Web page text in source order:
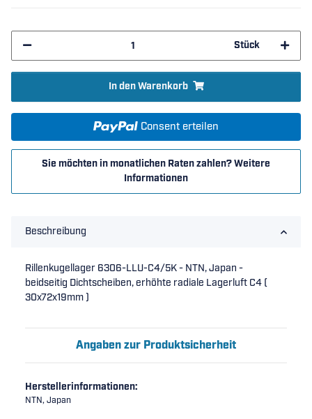
Stück
In den Warenkorb
Consent erteilen
Sie möchten in monatlichen Raten zahlen?Weitere
Informationen
Beschreibung
Rillenkugellager 6306-LLU-C4/5K - NTN, Japan -
beidseitig Dichtscheiben, erhöhte radiale Lagerluft C4 (
30x72x19mm )
Angaben zur Produktsicherheit
Herstellerinformationen:
NTN, Japan